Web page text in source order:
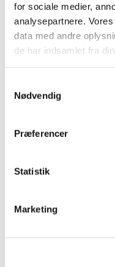
for sociale medier,
analysepartnere.
data med andre
de har indsamlet fra
Nødvendig
Præferencer
Statistik
Marketing